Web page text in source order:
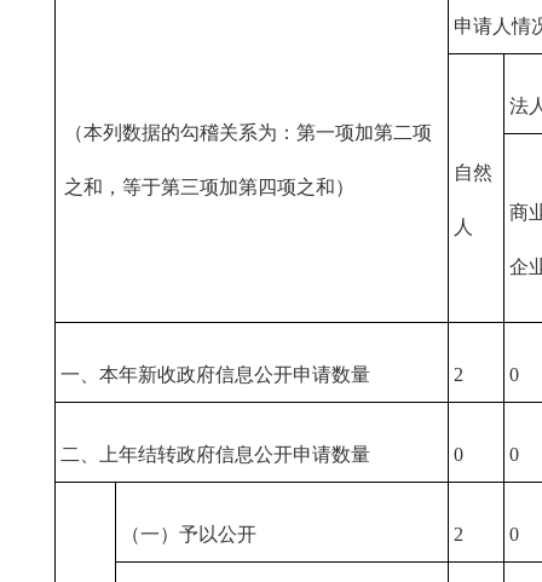
（本列数据的勾稽关系为：第一项加第二项
之和，等于第三项加第四项之和）
申请人情
自然
人
法
商
企
一、本年新收政府信息公开申请数量 2 0
二、上年结转政府信息公开申请数量 0 0
（一）予以公开 2 0